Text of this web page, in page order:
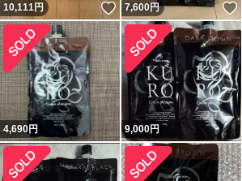
10,111円 いいね！
7,600円
4,690円 9,000円